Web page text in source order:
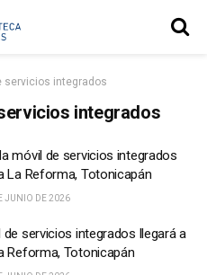
servicios integrados
integrados
móvil de servicios integrados
La Reforma, Totonicapán
JUNIO DE 2026
servicios integrados llegará a
Reforma, Totonicapán